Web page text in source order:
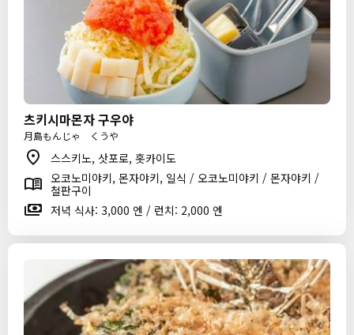
츠키시마몬자 구우야
月島もんじゃ くうや
스스키노, 삿포로, 홋카이도
오코노미야키, 몬자야키, 일식 / 오코노미야키 / 몬자야키 /
철판구이
저녁 식사: 3,000 엔 / 런치: 2,000 엔